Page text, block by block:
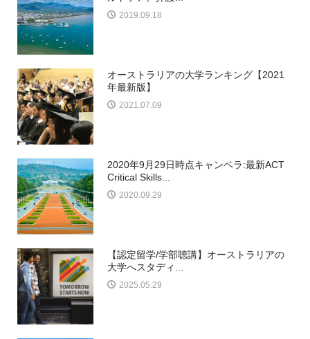
2019.09.18
オーストラリアの大学ランキング【2021
年最新版】
2021.07.09
2020年9月29日時点キャンベラ:最新ACT
Critical Skills...
2020.09.29
【認定留学/学部聴講】オーストラリアの
大学へスタディ...
2025.05.29